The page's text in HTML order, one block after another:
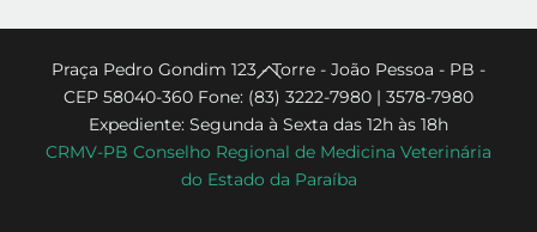
Back
To
Top
Praça Pedro Gondim 123 - Torre - João Pessoa - PB -
CEP 58040-360 Fone: (83) 3222-7980 | 3578-7980
Expediente: Segunda à Sexta das 12h às 18h
CRMV-PB Conselho Regional de Medicina Veterinária
do Estado da Paraíba